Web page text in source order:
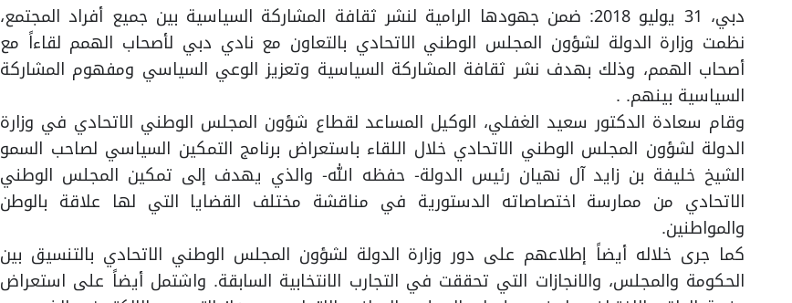
دبي، 31 يوليو 2018: ضمن جهودها الرامية لنشر ثقافة المشاركة السياسية بين جميع أفراد المجتمع،
نظمت وزارة الدولة لشؤون المجلس الوطني الاتحادي بالتعاون مع نادي دبي لأصحاب الهمم لقاءاً مع
أصحاب الهمم، وذلك بهدف نشر ثقافة المشاركة السياسية وتعزيز الوعي السياسي ومفهوم المشاركة
السياسية بينهم. .
وقام سعادة الدكتور سعيد الغفلي، الوكيل المساعد لقطاع شؤون المجلس الوطني الاتحادي في وزارة
الدولة لشؤون المجلس الوطني الاتحادي خلال اللقاء باستعراض برنامج التمكين السياسي لصاحب السمو
الشيخ خليفة بن زايد آل نهيان رئيس الدولة- حفظه الله- والذي يهدف إلى تمكين المجلس الوطني
الاتحادي من ممارسة اختصاصاته الدستورية في مناقشة مختلف القضايا التي لها علاقة بالوطن
والمواطنين.
كما جرى خلاله أيضاً إطلاعهم على دور وزارة الدولة لشؤون المجلس الوطني الاتحادي بالتنسيق بين
الحكومة والمجلس، والانجازات التي تحققت في التجارب الانتخابية السابقة. واشتمل أيضاً على استعراض